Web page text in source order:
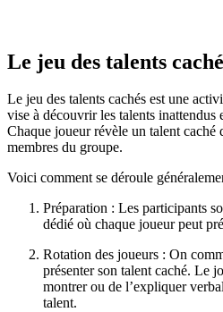
Le jeu des talents
Le jeu des talents cachés est une
vise à découvrir les talents inattendus
Chaque joueur révèle un talent caché
membres du groupe.
Voici comment se déroule
Préparation : Les participants
dédié où chaque joueur peut
Rotation des joueurs : On
présenter son talent caché. Le
montrer ou de l’expliquer
talent.